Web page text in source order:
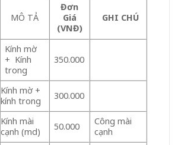
MÔ TẢ
Đơn
Giá
(VNĐ)
GHI CHÚ
Kính mờ
+ Kính
trong
350.000
Kính mờ +
kính trong
300.000
Kính mài
cạnh (md)
50.000
Công mài
cạnh